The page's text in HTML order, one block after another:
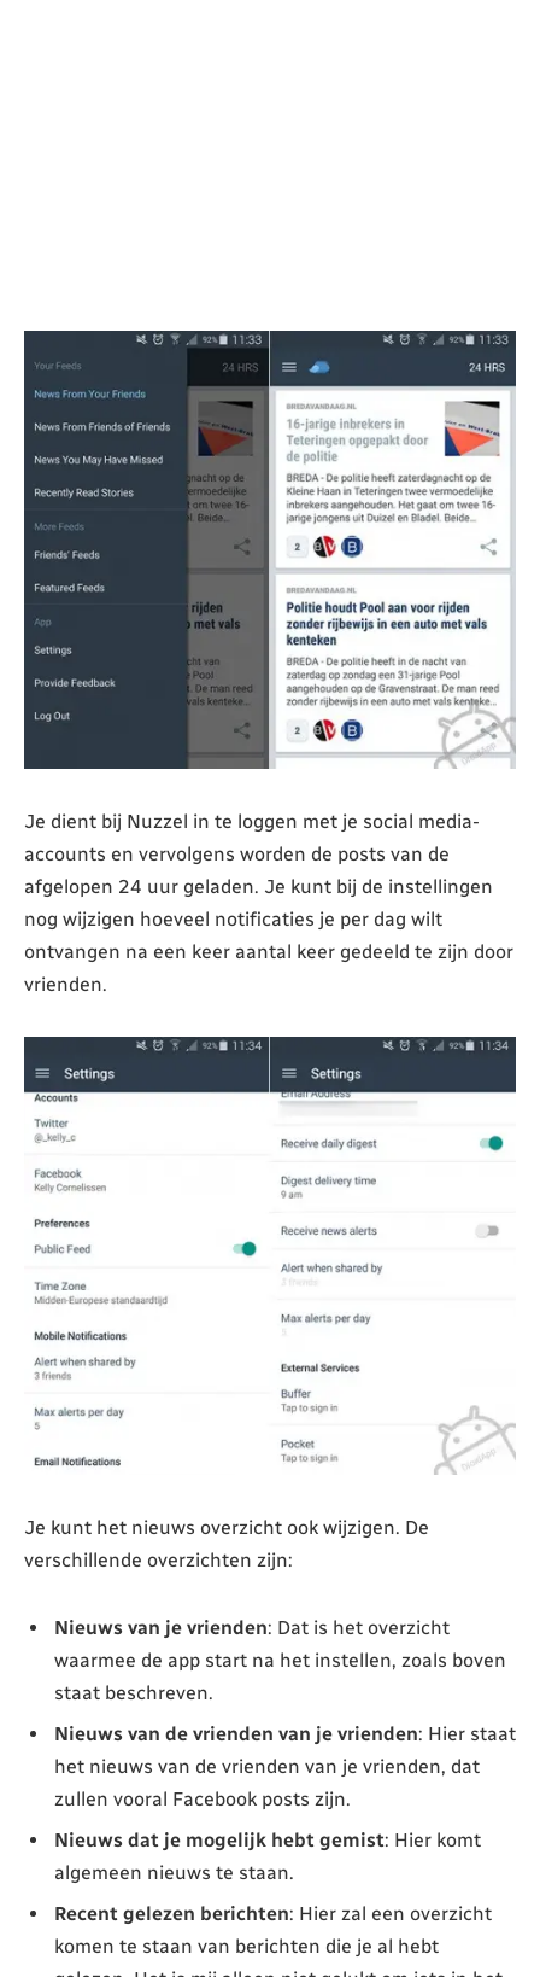
Je dient bij Nuzzel in te loggen met je social media-
accounts en vervolgens worden de posts van de
afgelopen 24 uur geladen. Je kunt bij de instellingen
nog wijzigen hoeveel notificaties je per dag wilt
ontvangen na een keer aantal keer gedeeld te zijn door
vrienden.
Je kunt het nieuws overzicht ook wijzigen. De
verschillende overzichten zijn:
Nieuws van je vrienden: Dat is het overzicht
waarmee de app start na het instellen, zoals boven
staat beschreven.
Nieuws van de vrienden van je vrienden: Hier staat
het nieuws van de vrienden van je vrienden, dat
zullen vooral Facebook posts zijn.
Nieuws dat je mogelijk hebt gemist: Hier komt
algemeen nieuws te staan.
Recent gelezen berichten: Hier zal een overzicht
komen te staan van berichten die je al hebt